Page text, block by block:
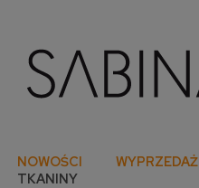
NOWOŚCI WYPRZEDAŻ
TKANINY